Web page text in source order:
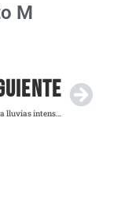
M
Frente frío 21 activa lluvias intensas, vientos fuertes y heladas en gran parte del país